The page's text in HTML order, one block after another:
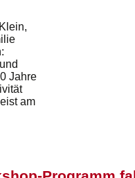
Jahre
am